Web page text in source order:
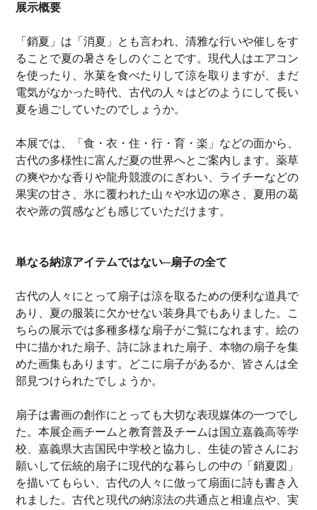
展示概要
「銷夏」は「消夏」とも言われ、清雅な行いや催しをす
ることで夏の暑さをしのぐことです。現代人はエアコン
を使ったり、氷菓を食べたりして涼を取りますが、まだ
電気がなかった時代、古代の人々はどのようにして長い
夏を過ごしていたのでしょうか。
本展では、「食・衣・住・行・育・楽」などの面から、
古代の多様性に富んだ夏の世界へとご案内します。薬草
の爽やかな香りや龍舟競渡のにぎわい、ライチーなどの
果実の甘さ、氷に覆われた山々や水辺の寒さ、夏用の葛
衣や蓆の質感なども感じていただけます。
単なる納涼アイテムではない─扇子の全て
古代の人々にとって扇子は涼を取るための便利な道具で
あり、夏の服装に欠かせない装身具でもありました。こ
ちらの展示では多種多様な扇子がご覧になれます。絵の
中に描かれた扇子、詩に詠まれた扇子、本物の扇子を集
めた画集もあります。どこに扇子があるか、皆さんは全
部見つけられたでしょうか。
扇子は書画の創作にとっても大切な表現媒体の一つでし
た。本展企画チームと教育普及チームは国立嘉義高等学
校、嘉義県大吉国民中学校と協力し、生徒の皆さんにお
願いして伝統的扇子に現代的な暮らしの中の「銷夏図」
を描いてもらい、古代の人々に倣って扇面に詩も書き入
れました。古代と現代の納涼法の共通点と相違点や、実